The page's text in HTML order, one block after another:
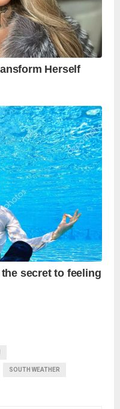
SOUTH WEATHER